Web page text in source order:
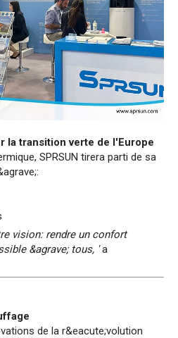
la transition verte de l'Europe
SPRSUN tirera parti de sa
vision: rendre un confort
&agrave; tous, 'a
de la r&eacute;volution